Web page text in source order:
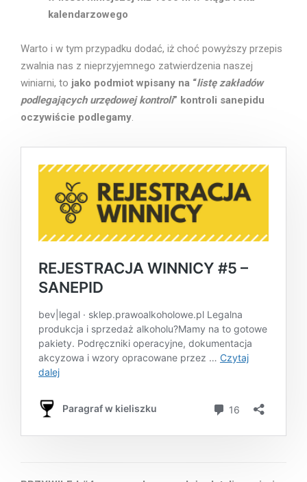
kalendarzowego
Warto i w tym przypadku dodać, iż choć powyższy przepis
zwalnia nas z nieprzyjemnego zatwierdzenia naszej
winiarni, to jako podmiot wpisany na “listę zakładów
podlegających urzędowej kontroli” kontroli sanepidu
oczywiście podlegamy.